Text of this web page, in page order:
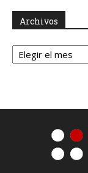
Archivos
Archivos